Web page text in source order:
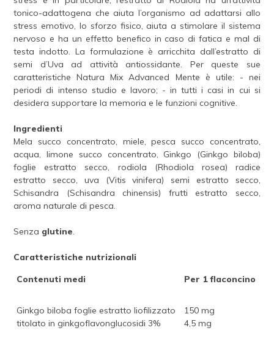
tonico-adattogena che aiuta l’organismo ad adattarsi allo
stress emotivo, lo sforzo fisico, aiuta a stimolare il sistema
nervoso e ha un effetto benefico in caso di fatica e mal di
testa indotto. La formulazione è arricchita dall’estratto di
semi d’Uva ad attività antiossidante. Per queste sue
caratteristiche Natura Mix Advanced Mente è utile: - nei
periodi di intenso studio e lavoro; - in tutti i casi in cui si
desidera supportare la memoria e le funzioni cognitive.
Ingredienti
Mela succo concentrato, miele, pesca succo concentrato,
acqua, limone succo concentrato, Ginkgo (Ginkgo biloba)
foglie estratto secco, rodiola (Rhodiola rosea) radice
estratto secco, uva (Vitis vinifera) semi estratto secco,
Schisandra (Schisandra chinensis) frutti estratto secco,
aroma naturale di pesca.
Senza glutine.
Caratteristiche nutrizionali
Contenuti medi
Per 1 flaconcino
Ginkgo biloba foglie estratto liofilizzato
titolato in ginkgoflavonglucosidi 3%
150 mg
4,5 mg